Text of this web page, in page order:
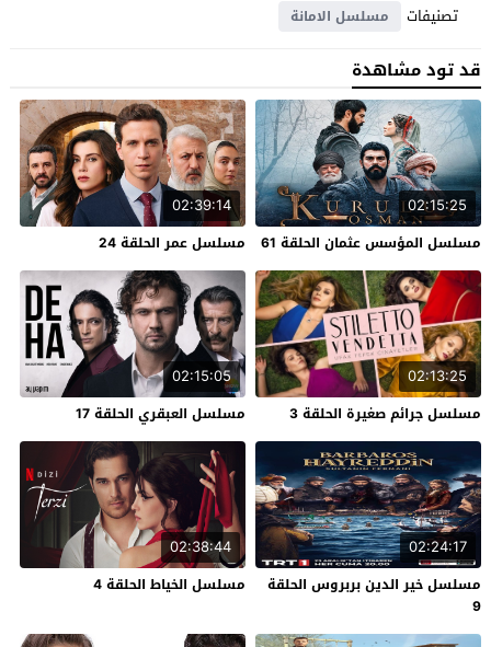
تصنيفات مسلسل الامانة
قد تود مشاهدة
02:15:25
مسلسل المؤسس عثمان الحلقة 61
02:39:14
مسلسل عمر الحلقة 24
02:13:25
مسلسل جرائم صغيرة الحلقة 3
02:15:05
مسلسل العبقري الحلقة 17
02:24:17
مسلسل خير الدين بربروس الحلقة
9
02:38:44
مسلسل الخياط الحلقة 4